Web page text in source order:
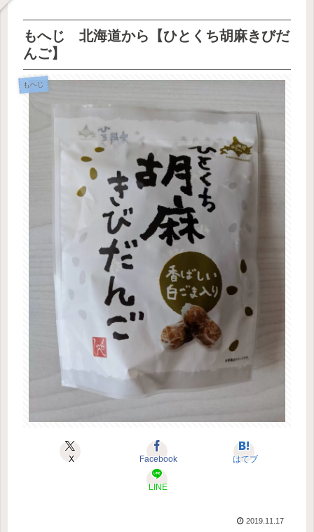
もへじ 北海道から【ひとくち胡麻きびだ
んご】
もへじ
X Facebook はてブ
LINE
2019.11.17